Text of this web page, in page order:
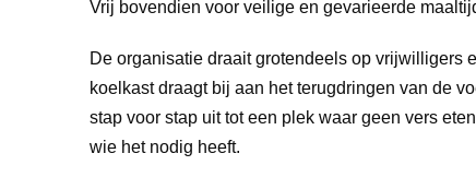
Vrij bovendien voor veilige en gevarieerde
De organisatie draait grotendeels op vrijwilligers
koelkast draagt bij aan het terugdringen van de
stap voor stap uit tot een plek waar geen vers
wie het nodig heeft.